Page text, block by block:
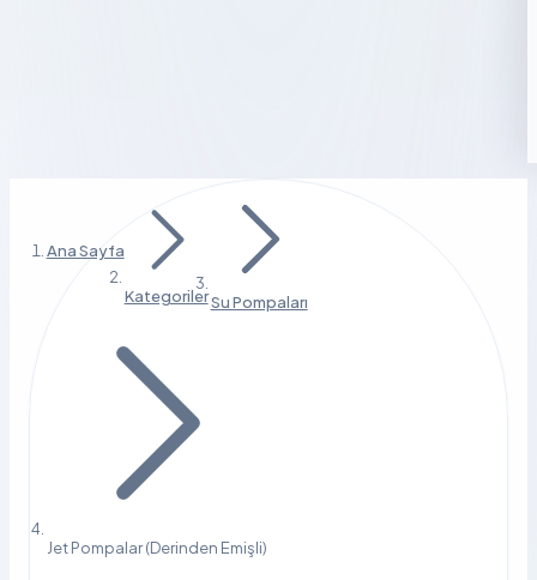
Ana Sayfa
KategorilerSu Pompaları
Jet Pompalar (Derinden Emişli)